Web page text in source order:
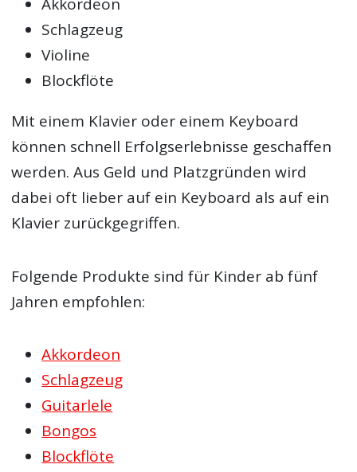
Akkordeon
Schlagzeug
Violine
Blockflöte
Mit einem Klavier oder einem Keyboard
können schnell Erfolgserlebnisse geschaffen
werden. Aus Geld und Platzgründen wird
dabei oft lieber auf ein Keyboard als auf ein
Klavier zurückgegriffen.
Folgende Produkte sind für Kinder ab fünf
Jahren empfohlen:
Akkordeon
Schlagzeug
Guitarlele
Bongos
Blockflöte